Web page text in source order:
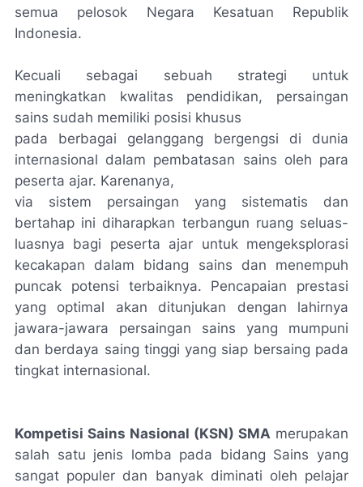
semua pelosok Negara Kesatuan Republik
Indonesia.
Kecuali sebagai sebuah strategi untuk
meningkatkan kwalitas pendidikan, persaingan
sains sudah memiliki posisi khusus
pada berbagai gelanggang bergengsi di dunia
internasional dalam pembatasan sains oleh para
peserta ajar. Karenanya,
via sistem persaingan yang sistematis dan
bertahap ini diharapkan terbangun ruang seluas-
luasnya bagi peserta ajar untuk mengeksplorasi
kecakapan dalam bidang sains dan menempuh
puncak potensi terbaiknya. Pencapaian prestasi
yang optimal akan ditunjukan dengan lahirnya
jawara-jawara persaingan sains yang mumpuni
dan berdaya saing tinggi yang siap bersaing pada
tingkat internasional.
Kompetisi Sains Nasional (KSN) SMA merupakan
salah satu jenis lomba pada bidang Sains yang
sangat populer dan banyak diminati oleh pelajar